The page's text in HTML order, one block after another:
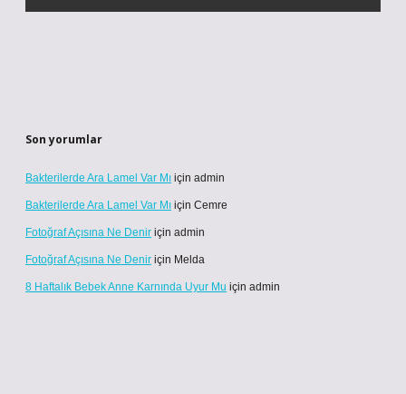
Son yorumlar
Bakterilerde Ara Lamel Var Mı için admin
Bakterilerde Ara Lamel Var Mı için Cemre
Fotoğraf Açısına Ne Denir için admin
Fotoğraf Açısına Ne Denir için Melda
8 Haftalık Bebek Anne Karnında Uyur Mu için admin